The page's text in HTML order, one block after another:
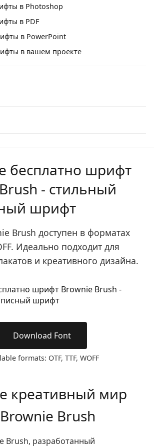
в Photoshop
в PDF
в PowerPoint
в вашем проекте
бесплатно шрифт
- стильный
шрифт
Brush доступен в форматах
Идеально подходит для
и креативного дизайна.
Download Font
formats: OTF, TTF, WOFF
креативный мир
Brush
Brush, разработанный